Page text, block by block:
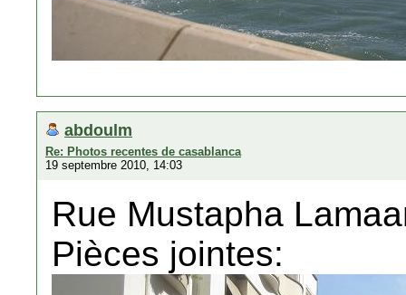
abdoulm
Re: Photos recentes de casablanca
19 septembre 2010, 14:03
Rue Mustapha
Pièces jointes: